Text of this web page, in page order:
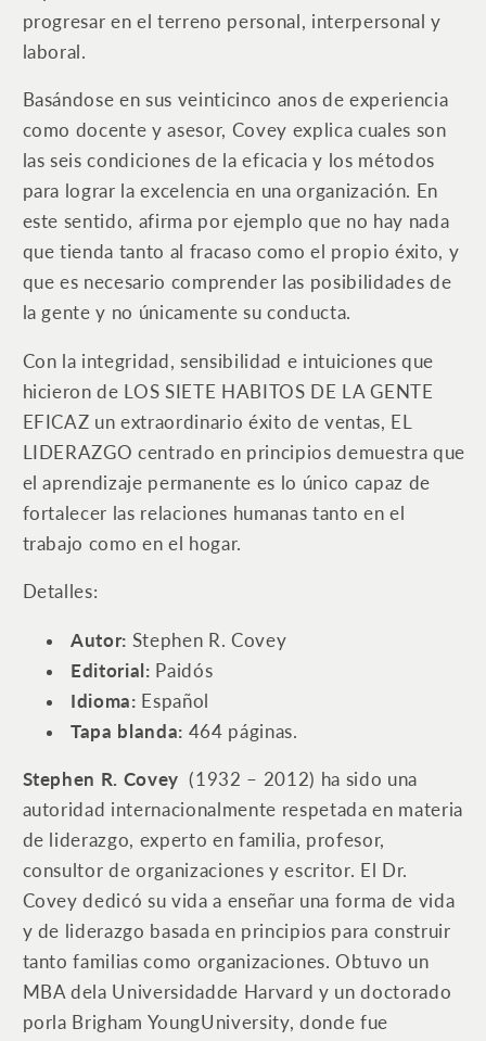
progresar en el terreno personal, interpersonal y
laboral.
Basándose en sus veinticinco anos de experiencia
como docente y asesor, Covey explica cuales son
las seis condiciones de la eficacia y los métodos
para lograr la excelencia en una organización. En
este sentido, afirma por ejemplo que no hay nada
que tienda tanto al fracaso como el propio éxito, y
que es necesario comprender las posibilidades de
la gente y no únicamente su conducta.
Con la integridad, sensibilidad e intuiciones que
hicieron de LOS SIETE HABITOS DE LA GENTE
EFICAZ un extraordinario éxito de ventas, EL
LIDERAZGO centrado en principios demuestra que
el aprendizaje permanente es lo único capaz de
fortalecer las relaciones humanas tanto en el
trabajo como en el hogar.
Detalles:
Autor: Stephen R. Covey
Editorial: Paidós
Idioma: Español
Tapa blanda: 464 páginas.
Stephen R. Covey (1932 – 2012) ha sido una
autoridad internacionalmente respetada en materia
de liderazgo, experto en familia, profesor,
consultor de organizaciones y escritor. El Dr.
Covey dedicó su vida a enseñar una forma de vida
y de liderazgo basada en principios para construir
tanto familias como organizaciones. Obtuvo un
MBA dela Universidadde Harvard y un doctorado
porla Brigham YoungUniversity, donde fue